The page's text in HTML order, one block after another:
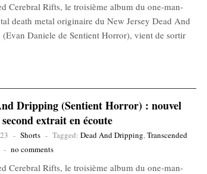
Cerebral Rifts, le troisième album du one-man-
death metal originaire du New Jersey Dead And
Daniele de Sentient Horror), vient de sortir
Dripping (Sentient Horror) : nouvel
extrait en écoute
- Shorts - Tagged: Dead And Dripping,Transcended
- no comments
Cerebral Rifts, le troisième album du one-man-